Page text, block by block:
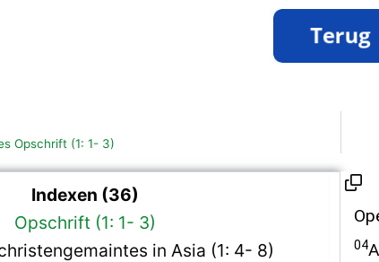
Opschrift (1: 1- 3)
Indexen (36)
Opschrift (1: 1- 3)
in Asia (1: 4- 8)
04